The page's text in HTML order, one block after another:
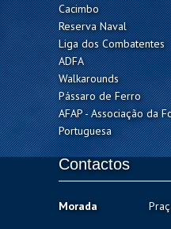
Cacimbo
Reserva Naval
Liga dos Combatentes
ADFA
Walkarounds
Pássaro de Ferro
AFAP - Associação da
Portuguesa
Contactos
Morada